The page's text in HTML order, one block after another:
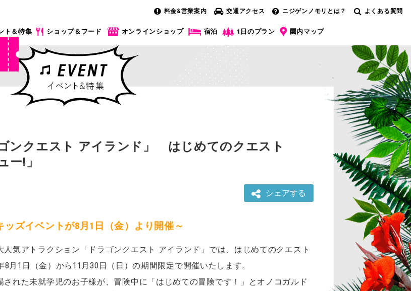
料金&営業案内 交通アクセス ニジゲンノモリとは？ よくある質問
ト＆特集 ショップ＆フード オンラインショップ 宿泊 1日のプラン 園内マップ
ンクエスト アイランド」 はじめてのクエスト
ー!」
シェアする
ッズイベントが8月1日（金）より開催～
気アトラクション「ドラゴンクエスト アイランド」では、はじめてのクエスト
月1日（金）から11月30日（日）の期間限定で開催いたします。
れた未就学児のお子様が、冒険中に「はじめての冒険です！」とオノコガルド